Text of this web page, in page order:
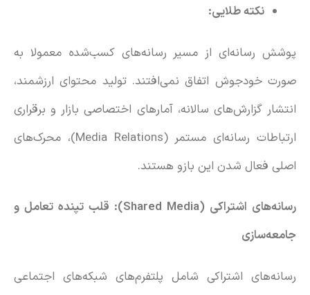
نکته طلایی:
پوشش رسانه‌ای از مسیر رسانه‌های کسب‌شده معمولا به
صورت خودجوش اتفاق نمی‌افتند. تولید محتوای ارزشمند،
انتشار گزارش‌های سالانه، آمارهای اختصاصی بازار و برقراری
ارتباطات رسانه‌ای مستمر (Media Relations)، محرک‌های
اصلی فعال شدن این بازو هستند.
رسانه‌های اشتراکی (Shared Media): قلب تپنده تعامل و
جامعه‌سازی
رسانه‌های اشتراکی شامل پلتفرم‌های شبکه‌های اجتماعی